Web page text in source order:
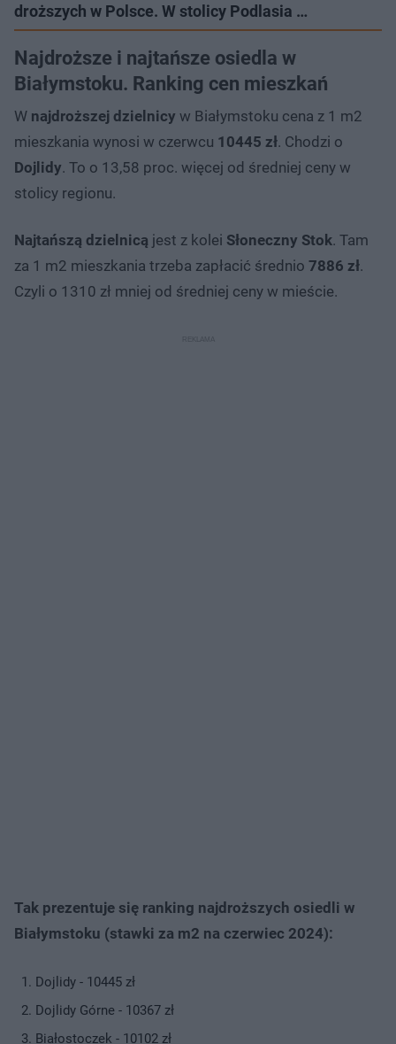
droższych w Polsce. W stolicy Podlasia …
Najdroższe i najtańsze osiedla w
Białymstoku. Ranking cen mieszkań
W najdroższej dzielnicy w Białymstoku cena z 1 m2
mieszkania wynosi w czerwcu 10445 zł. Chodzi o
Dojlidy. To o 13,58 proc. więcej od średniej ceny w
stolicy regionu.
Najtańszą dzielnicą jest z kolei Słoneczny Stok. Tam
za 1 m2 mieszkania trzeba zapłacić średnio 7886 zł.
Czyli o 1310 zł mniej od średniej ceny w mieście.
Tak prezentuje się ranking najdroższych osiedli w
Białymstoku (stawki za m2 na czerwiec 2024):
Dojlidy - 10445 zł
Dojlidy Górne - 10367 zł
Białostoczek - 10102 zł